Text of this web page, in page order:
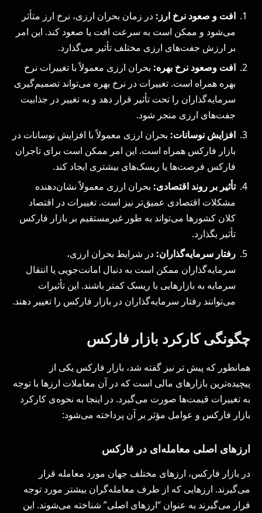
افت و صعود نرخ ارز: در زمان بحران ارزی، نرخ ارز متأثر
می‌شود و ممکن است به سرعت افت یا صعود کند. این امر
بر ارزش جفت‌های ارزی مختلف تأثیر می‌گذارد.
افت وصعود نرخ بهره: بحران ارزی معمولاً با تغییرات نرخ
بهره همراه است. تغییرات در نرخ بهره می‌تواند تصمیم‌گیری
سرمایه‌گذاران را تحت تأثیر قرار دهد و به تغییر در جذابیت
جفت‌های ارزی منجر شود.
افزایش نوسانات: بحران ارزی معمولاً با افزایش نوسانات در
بازار فارکس همراه است. این امر ممکن است برای تاجران
فارکس فرصت‌ها یا ریسک‌های بیشتری ایجاد کند.
تأثیر بر روند اقتصادی: بحران ارزی معمولاً نشان‌دهنده
مشکلات اقتصادی عمیق‌تر نیز است. تغییرات در اقتصاد
کلان کشورها می‌تواند به طور غیرمستقیم بر بازار فارکس
تأثیر بگذارد.
رفتار سرمایه‌گذاران: در شرایط بحران ارزی،
سرمایه‌گذاران ممکن است به دنبال امانت‌جویی یا انتقال
سرمایه به بازارهایی با ریسک کمتر باشند. این تأثیرات
می‌توانند رفتار سرمایه‌گذاران در بازار فارکس را تغییر دهند.
چگونگی کارکرد بازار فارکس
همانطور که پیش تر نیز گفته شد، بازار فارکس یکی از
پیچیده‌ترین بازارهای مالی است که در آن معاملات ارزها با توجه
به تغییرات قیمت‌ها صورت می‌گیرد. در اینجا به نحوه‌ی کارکرد
بازار فارکس و عوامل مؤثر بر آن پرداخته می‌شود:
ارزهای اصلی معامله‌ای در فارکس
در بازار فارکس، ارزهای مختلف جهان مورد معامله قرار
می‌گیرند. ارزهایی که از طرف معامله‌گران بیشتر مورد توجه
قرار می‌گیرند به عنوان “ارزهای اصلی” شناخته می‌شوند. این